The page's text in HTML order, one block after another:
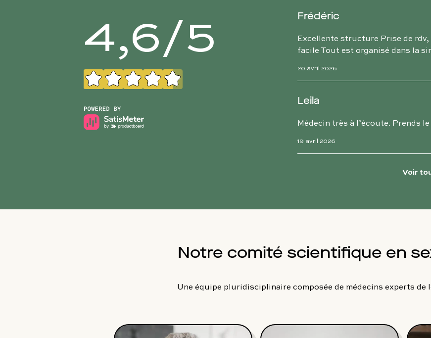
4,6/5 Frédéric
Excellente structure Prise de
facile Tout est organisé dans la
20 avril 2026
Leila
Médecin très à l’écoute. Prends
19 avril 2026
Voir
Notre comité scientifique en
Une équipe pluridisciplinaire composée de médecins experts de